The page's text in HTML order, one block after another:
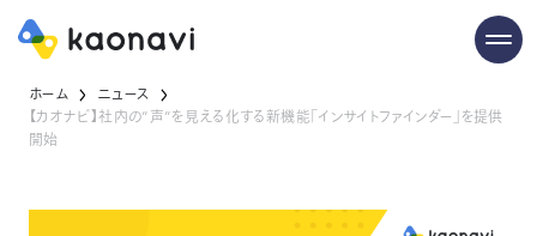
ホーム
ニュース
【カオナビ】社内の”声”を見える化する新機能「インサイトファインダー」を提供
開始